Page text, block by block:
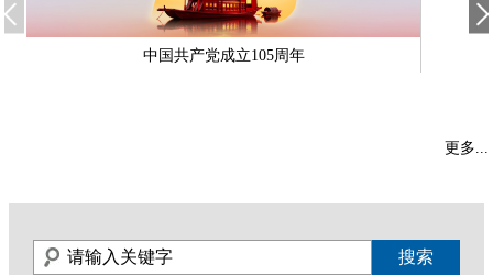
中国共产党成立105周年
更多...